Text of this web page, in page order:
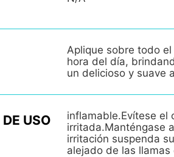
Aplique sobre todo
hora del día,
un delicioso y suave
USO
inflamable.Evítese el
irritada.Manténgase
irritación suspenda
alejado de las